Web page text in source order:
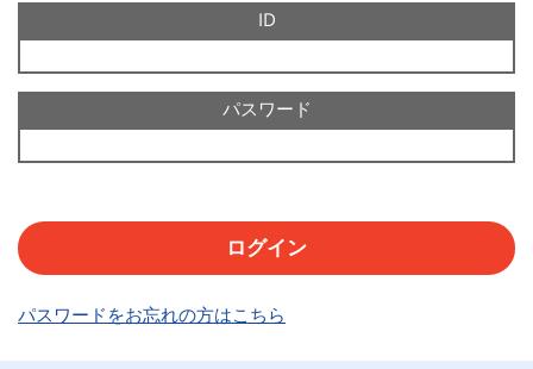
ID
パスワード
パスワードをお忘れの方はこちら